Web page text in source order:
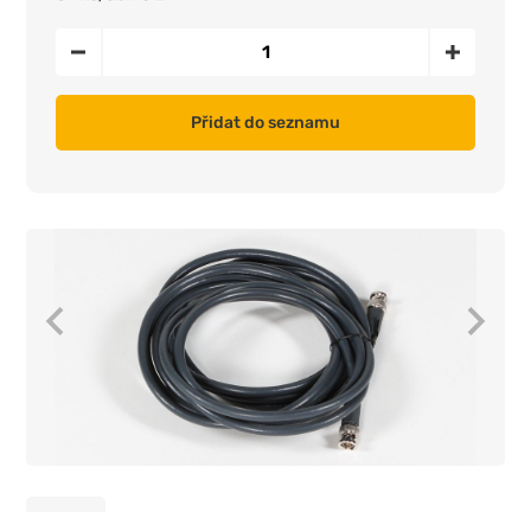
Přidat do seznamu